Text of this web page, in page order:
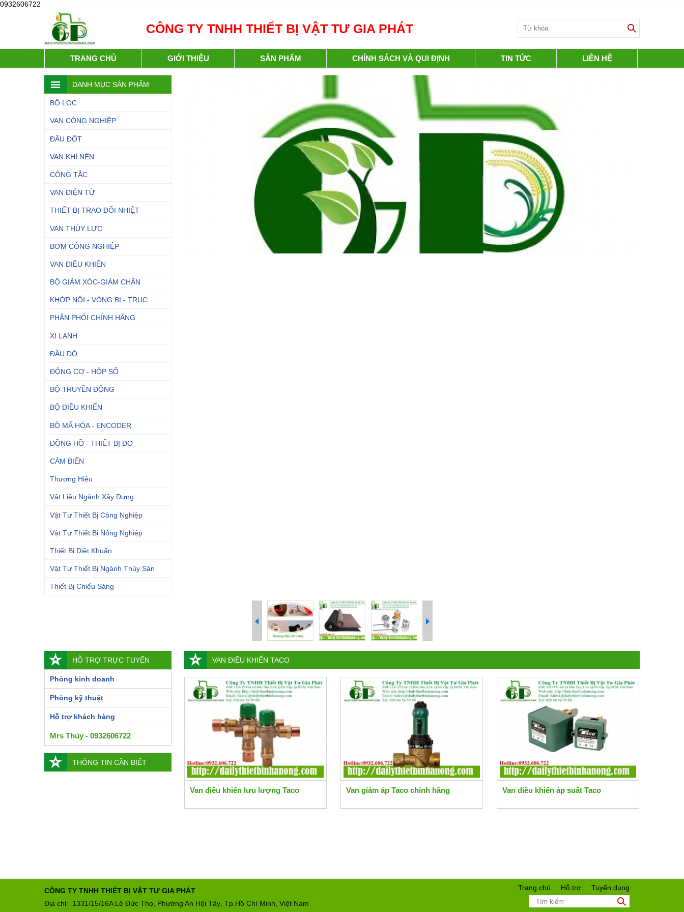
0932606722
CÔNG TY TNHH THIẾT BỊ VẬT TƯ GIA PHÁT
TRANG CHỦ GIỚI THIỆU SẢN PHẨM CHÍNH SÁCH VÀ QUI ĐỊNH TIN TỨC LIÊN HỆ
DANH MỤC SẢN PHẨM
BỘ LỌC
VAN CÔNG NGHIỆP
ĐẦU ĐỐT
VAN KHÍ NÉN
CÔNG TẮC
VAN ĐIỆN TỪ
THIẾT BỊ TRAO ĐỔI NHIỆT
VAN THỦY LỰC
BƠM CÔNG NGHIỆP
VAN ĐIỀU KHIỂN
BỘ GIẢM XÓC-GIẢM CHẤN
KHỚP NỐI - VÒNG BI - TRỤC
PHÂN PHỐI CHÍNH HÃNG
XI LANH
ĐẦU DÒ
ĐỘNG CƠ - HỘP SỐ
BỘ TRUYỀN ĐỘNG
BỘ ĐIỀU KHIỂN
BỘ MÃ HÓA - ENCODER
ĐỒNG HỒ - THIẾT BỊ ĐO
CẢM BIẾN
Thương Hiệu
Vật Liệu Ngành Xây Dựng
Vật Tư Thiết Bị Công Nghiệp
Vật Tư Thiết Bị Nông Nghiệp
Thiết Bị Diệt Khuẩn
Vật Tư Thiết Bị Ngành Thủy Sản
Thiết Bị Chiếu Sáng
HỖ TRỢ TRỰC TUYẾN
Phòng kinh doanh
Phòng kỹ thuật
Hỗ trợ khách hàng
Mrs Thủy - 0932606722
THÔNG TIN CẦN BIẾT
VAN ĐIỀU KHIỂN TACO
Van điều khiển lưu lượng Taco Van giảm áp Taco chính hãng Van điều khiển áp suất Taco
CÔNG TY TNHH THIẾT BỊ VẬT TƯ GIA PHÁT
Địa chỉ: 1331/15/16A Lê Đức Thọ, Phường An Hội Tây, Tp.Hồ Chí Minh, Việt Nam
Trang chủ Hỗ trợ Tuyển dụng